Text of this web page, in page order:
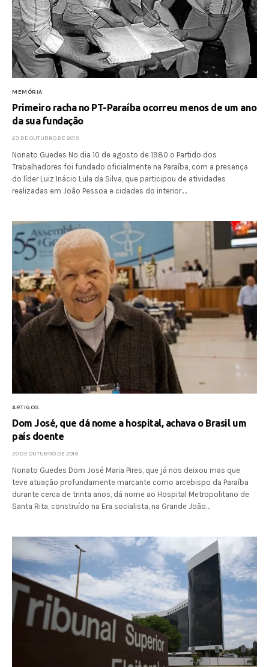
MEMÓRIA
Primeiro racha no PT-Paraíba ocorreu menos de um ano
da sua fundação
23 DE OUTUBRO DE 2019
Nonato Guedes No dia 10 de agosto de 1980 o Partido dos
Trabalhadores foi fundado oficialmente na Paraíba, com a presença
do líder Luiz Inácio Lula da Silva, que participou de atividades
realizadas em João Pessoa e cidades do interior.…
ARTIGOS
Dom José, que dá nome a hospital, achava o Brasil um
país doente
20 DE OUTUBRO DE 2019
Nonato Guedes Dom José Maria Pires, que já nos deixou mas que
teve atuação profundamente marcante como arcebispo da Paraíba
durante cerca de trinta anos, dá nome ao Hospital Metropolitano de
Santa Rita, construído na Era socialista, na Grande João…